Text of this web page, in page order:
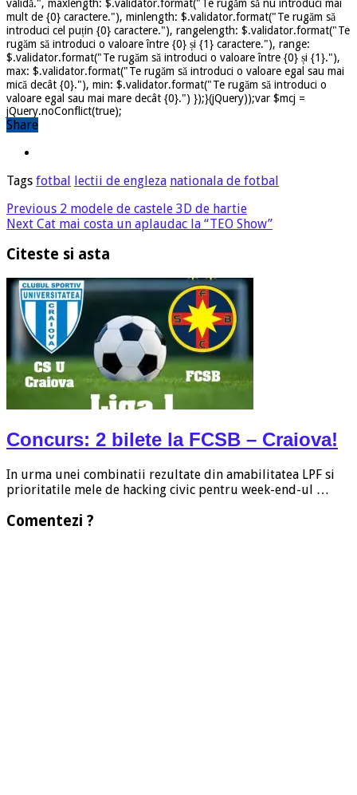
validă.", maxlength: $.validator.format("Te rugăm să nu introduci mai
mult de {0} caractere."), minlength: $.validator.format("Te rugăm să
introduci cel puțin {0} caractere."), rangelength: $.validator.format("Te
rugăm să introduci o valoare între {0} și {1} caractere."), range:
$.validator.format("Te rugăm să introduci o valoare între {0} și {1}."),
max: $.validator.format("Te rugăm să introduci o valoare egal sau mai
mică decât {0}."), min: $.validator.format("Te rugăm să introduci o
valoare egal sau mai mare decât {0}.") });}(jQuery));var $mcj =
jQuery.noConflict(true);
Share
Tags fotbal lectii de engleza nationala de fotbal
Previous 2 modele de castele 3D de hartie
Next Cat mai costa un aplaudac la “TEO Show”
Citeste si asta
Concurs: 2 bilete la FCSB – Craiova!
In urma unei combinatii rezultate din amabilitatea LPF si
prioritatile mele de hacking civic pentru week-end-ul …
Comentezi ?